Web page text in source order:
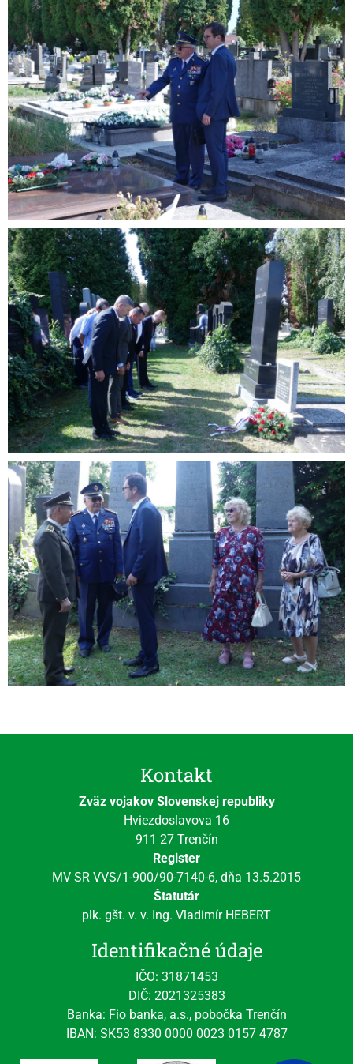
Kontakt
Zväz vojakov Slovenskej republiky
Hviezdoslavova 16
911 27 Trenčín
Register
MV SR VVS/1-900/90-7140-6, dňa 13.5.2015
Štatutár
plk. gšt. v. v. Ing. Vladimír HEBERT
Identifikačné údaje
IČO: 31871453
DIČ: 2021325383
Banka: Fio banka, a.s., pobočka Trenčín
IBAN: SK53 8330 0000 0023 0157 4787